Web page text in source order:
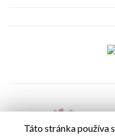
Táto stránka používa